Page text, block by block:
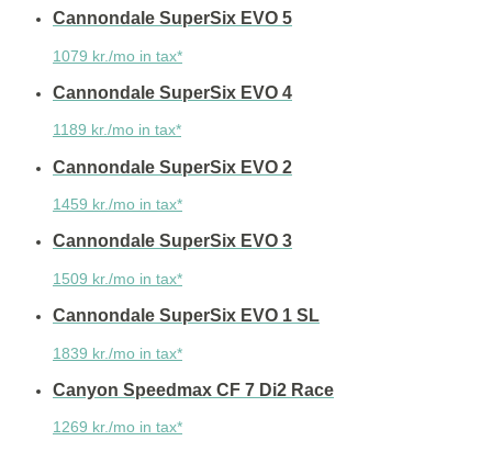
Cannondale SuperSix EVO 5
1079 kr./mo in tax*
Cannondale SuperSix EVO 4
1189 kr./mo in tax*
Cannondale SuperSix EVO 2
1459 kr./mo in tax*
Cannondale SuperSix EVO 3
1509 kr./mo in tax*
Cannondale SuperSix EVO 1 SL
1839 kr./mo in tax*
Canyon Speedmax CF 7 Di2 Race
1269 kr./mo in tax*